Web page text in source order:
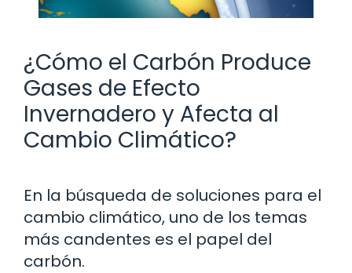
¿Cómo el Carbón Produce
Gases de Efecto
Invernadero y Afecta al
Cambio Climático?
En la búsqueda de soluciones para el
cambio climático, uno de los temas
más candentes es el papel del
carbón.